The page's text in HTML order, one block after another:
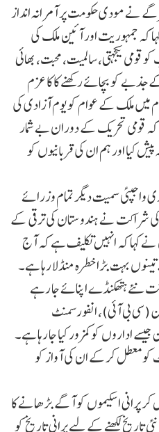
نے مودی حکومت پر آمرانہ انداز
کہ جمہوریت اور آئین ملک کی
یکجہتی، سالمیت، محبت، بھائی
جذبے کو بچائے رکھنے کا کا عزم
میں ملک کے عوام کو یوم آزادی کی
قومی تحریک کے دوران بے شمار
کیا اور ہم ان کی قربانیوں کو
واجپئی سمیت دیگر تمام وزرائے
کی شراکت نے ہندوستان کی ترقی کے
کہا کہ انہیں تکلیف ہے کہ آج
بہت بڑا خطرہ منڈلا رہا ہے۔
نئے ہتھکنڈے اپنائے جا رہے
(سی بی آئی)، انفورسمنٹ
اداروں کو کمزور کیا جا رہا ہے۔
کو معطل کرکے ان کی آواز کو
پرانی اسکیموں کو آگے بڑھانے کا
تاریخ لکھنے کے لیے پرانی تاریخ کو